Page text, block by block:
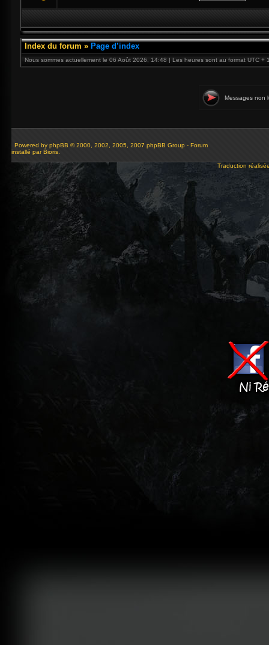
Index du forum » Page d’index
Nous sommes actuellement le 06 Août 2026, 14:48 | Les heures sont au format UTC +
Messages non
Powered by phpBB © 2000, 2002, 2005, 2007 phpBB Group - Forum
installé par Bioris.
Traduction